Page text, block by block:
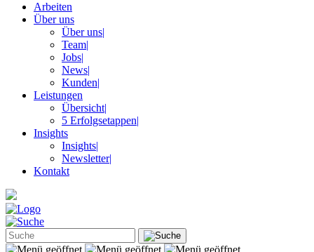
Arbeiten
Über uns
Über uns|
Team|
Jobs|
News|
Kunden|
Leistungen
Übersicht|
5 Erfolgsetappen|
Insights
Insights|
Newsletter|
Kontakt